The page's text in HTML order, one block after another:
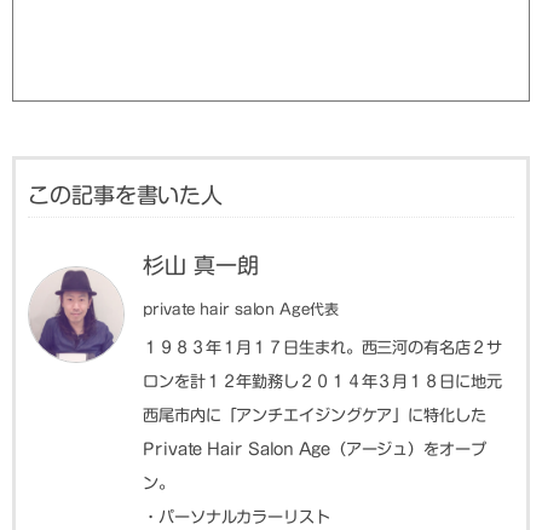
この記事を書いた人
杉山 真一朗
private hair salon Age代表
１９８３年１月１７日生まれ。西三河の有名店２サ
ロンを計１２年勤務し２０１４年３月１８日に地元
西尾市内に「アンチエイジングケア」に特化した
Private Hair Salon Age（アージュ）をオープ
ン。
・パーソナルカラーリスト